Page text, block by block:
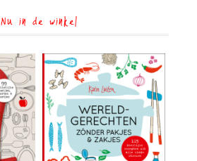
Nu in de winkel